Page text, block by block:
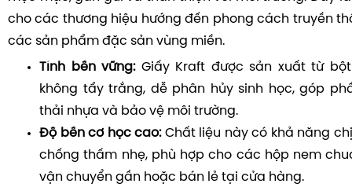
cho các thương hiệu hướng đến phong cách truyền
các sản phẩm đặc sản vùng miền.
Tính bền vững:Giấy Kraft được sản xuất từ
không tẩy trắng, dễ phân hủy sinh học, góp
thải nhựa và bảo vệ môi trường.
Độ bền cơ học cao:Chất liệu này có khả năng
chống thấm nhẹ, phù hợp cho các hộp nem
vận chuyển gần hoặc bán lẻ tại cửa hàng.